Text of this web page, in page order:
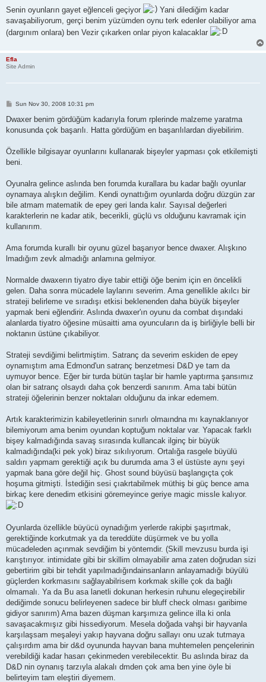
Senin oyunların gayet eğlenceli geçiyor
Yani dilediğim kadar
savaşabiliyorum, gerçi benim yüzümden oynu terk edenler olabiliyor ama
(dargınım onlara) ben Vezir çıkarken onlar piyon kalacaklar
Efla
Site Admin
P
s
Sun Nov 30, 2008 10:31 pm
Dwaxer benim gördüğüm kadarıyla forum rplerinde malzeme yaratma
konusunda çok başarılı. Hatta gördüğüm en başarılılardan diyebilirim.
Özellikle bilgisayar oyunlarını kullanarak bişeyler yapması çok etkilemişti
beni.
Oyunalra gelince aslında ben forumda kurallara bu kadar bağlı oyunlar
oynamaya alışkın değilim. Kendi oynattığım oyunlarda doğru düzgün zar
bile atmam matematik de epey geri landa kalır. Sayısal değerleri
karakterlerin ne kadar atik, becerikli, güçlü vs olduğunu kavramak için
kullanırım.
Ama forumda kurallı bir oyunu güzel başarıyor bence dwaxer. Alışkıno
lmadığım zevk almadığı anlamına gelmiyor.
Normalde dwaxerın tiyatro diye tabir ettiği öğe benim için en öncelikli
gelen. Daha sonra mücadele laylarını severim. Ama genellikle akılcı bir
strateji belirleme ve sıradışı etkisi beklenenden daha büyük bişeyler
yapmak beni eğlendirir. Aslında dwaxer'ın oyunu da combat dışındaki
alanlarda tiyatro öğesine müsaitti ama oyuncuların da iş birliğiyle belli bir
noktanın üstüne çıkabiliyor.
Strateji sevdiğimi belirtmiştim. Satranç da severim eskiden de epey
oynamıştım ama Edmond'un satranç benzetmesi D&D ye tam da
uymuyor bence. Eğer bir turda bütün taşlar bir hamle yaptırma şansımız
olan bir satranç olsaydı daha çok benzerdi sanırım. Ama tabi bütün
strateji öğelerinin benzer noktaları olduğunu da inkar edemem.
Artık karakterimizin kabileyetlerinin sınırlı olmaındna mı kaynaklanıyor
bilemiyorum ama benim oyundan koptuğum noktalar var. Yapacak farklı
bişey kalmadığında savaş sırasında kullancak ilginç bir büyük
kalmadığında(ki pek yok) biraz sıkılıyorum. Ortalığa rasgele büyülü
saldırı yapmam gerektiği açık bu durumda ama 3 el üstüste aynı şeyi
yapmak bana göre değil hiç. Ghost sound büyüsü başlangıçta çok
hoşuma gitmişti. İstediğin sesi çıakrtabilmek müthiş bi güç bence ama
birkaç kere denedim etkisini göremeyince geriye magic missle kalıyor.
Oyunlarda özellikle büyücü oynadığım yerlerde rakipbi şaşırtmak,
gerektiğinde korkutmak ya da tereddüte düşürmek ve bu yolla
mücadeleden açınmak sevdiğim bi yöntemdir. (Skill mevzusu burda işi
karıştırıyor. intimidate gibi bir skillim olmayabilir ama zaten doğrudan sizi
gebertirim gibi bir tehdit yapılmadığındainsanların anlayamadığı büyülü
güçlerden korkmasını sağlayabilrisem korkmak skille çok da bağlı
olmamalı. Ya da Bu asa lanetli dokunan herkesin ruhunu elegeçirebilir
dediğimde sonucu belirleyenen sadece bir bluff check olması garibime
gidiyor sanırım) Ama bazen düşman karşımıza gelince illa ki onla
savaşacakmışız gibi hissediyorum. Mesela doğada vahşi bir hayvanla
karşılaşsam meşaleyi yakıp hayvana doğru sallayı onu uzak tutmaya
çalışırdım ama bir d&d oyununda hayvan bana muhtemelen pençelerinin
verebildiği kadar hasarı çekinmeden verebilecektir. Bu aslında biraz da
D&D nin oynanış tarzıyla alakalı dmden çok ama ben yine öyle bi
belirteyim tam eleştiri diyemem.